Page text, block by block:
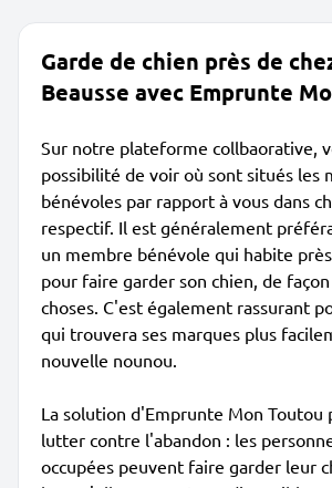
Garde de chien près de
Beausse avec Emprunte
Sur notre plateforme collbaorative,
possibilité de voir où sont situés les
bénévoles par rapport à vous dans
respectif. Il est généralement
un membre bénévole qui habite
pour faire garder son chien, de
choses. C'est également rassurant
qui trouvera ses marques plus
nouvelle nounou.
La solution d'Emprunte Mon Toutou
lutter contre l'abandon : les
occupées peuvent faire garder leur